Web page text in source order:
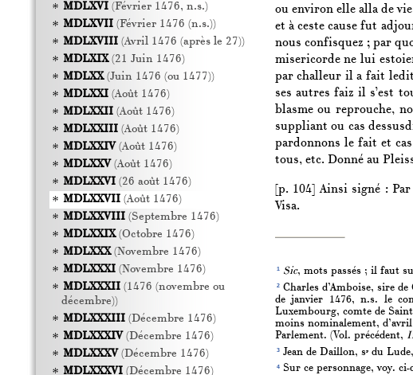
ou environ elle alla de
et à ceste cause fut
nous confisquez ; par
misericorde ne lui
par challeur il a fait ledit
ses autres faiz il s’est
blasme ou reprouche,
suppliant ou cas
pardonnons le fait et
tous, etc. Donné au
[p. 104] Ainsi signé :
Visa.
1 Sic, mots passés ; il faut
2Charles d’Amboise, sire
de janvier 1476, n.s. le
Luxembourg, comte de
moins nominalement,
Parlement. (Vol. précédent,
3Jean de Daillon, srdu Lude,
4Sur ce personnage, voy. ci-
MDLXVI(Février 1476, n.s.)
MDLXVII(Février 1476 (n.s.))
MDLXVIII(Avril 1476 (après le 27))
MDLXIX(21 Juin 1476)
MDLXX(Juin 1476 (ou 1477))
MDLXXI(Août 1476)
MDLXXII(Août 1476)
MDLXXIII(Août 1476)
MDLXXIV(Août 1476)
MDLXXV(Août 1476)
MDLXXVI(26 août 1476)
MDLXXVII(Août 1476)
MDLXXVIII(Septembre 1476)
MDLXXIX(Octobre 1476)
MDLXXX(Novembre 1476)
MDLXXXI(Novembre 1476)
MDLXXXII(1476 (novembre ou
décembre))
MDLXXXIII(Décembre 1476)
MDLXXXIV(Décembre 1476)
MDLXXXV(Décembre 1476)
MDLXXXVI(Décembre 1476)